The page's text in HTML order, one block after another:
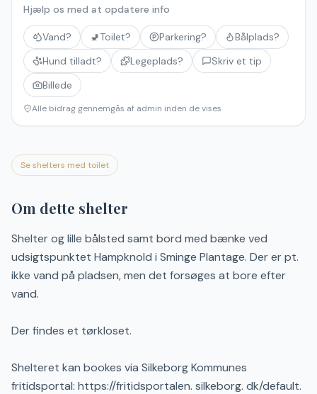
Hjælp os med at opdatere info
Vand? 🚽Toilet? Parkering?
Bålplads?
Hund tilladt?
Legeplads?
Skriv et tip
Billede
Alle bidrag gennemgås af admin inden de vises
Se shelters med toilet
Om dette shelter
Shelter og lille bålsted samt bord med bænke ved
udsigtspunktet Hampknold i Sminge Plantage. Der er pt.
ikke vand på pladsen, men det forsøges at bore efter
vand.
Der findes et tørkloset.
Shelteret kan bookes via Silkeborg Kommunes
fritidsportal: https://fritidsportalen. silkeborg. dk/default.